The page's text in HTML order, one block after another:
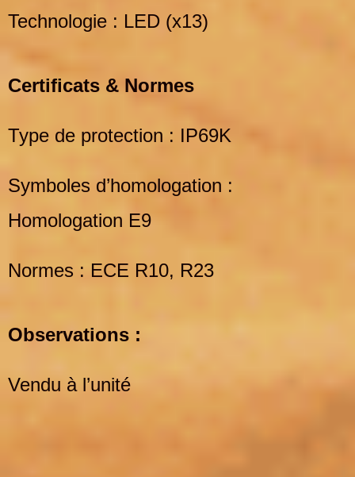
Technologie : LED (x13)
Certificats & Normes
Type de protection : IP69K
Symboles d’homologation :
Homologation E9
Normes : ECE R10, R23
Observations :
Vendu à l’unité